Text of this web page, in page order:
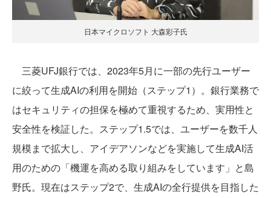
日本マイクロソフト 大森彩子氏
三菱UFJ銀行では、2023年5月に一部の先行ユーザー
に絞って生成AIの利用を開始（ステップ1）。銀行業務で
はセキュリティの担保を極めて重視するため、実用性と
安全性を検証した。ステップ1.5では、ユーザーを数千人
規模まで拡大し、アイデアソンなどを実施して生成AI活
用のための「機運を高める取り組みをしています」と島
野氏。現在はステップ2で、生成AIの全行提供を目指した